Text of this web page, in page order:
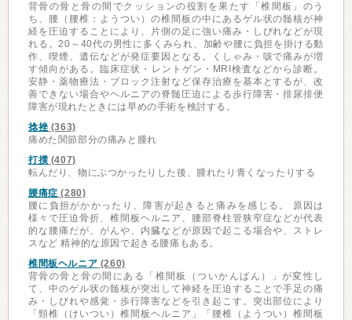
背骨の骨と骨の間でクッションの役割を果たす「椎間板」のう
ち、腰（腰椎：ようつい）の椎間板の中にあるゲル状の髄核が神
経を圧迫することにより、片側の足に強い痛み・しびれなどが現
れる。20～40代の男性に多くみられ、加齢や腰に負担を掛ける動
作、喫煙、遺伝などが発症要因となる。くしゃみ・咳で痛みが増
す傾向がある。臨床症状・レントゲン・MRI検査などから診断。
安静・薬物療法・ブロック注射など保存治療を基本とするが、改
善できない場合やヘルニアの脊髄圧迫による歩行障害・排尿排便
障害が現れたときには早めの手術を検討する。
捻挫 (363)
痛めた関節部分の痛みと腫れ
打撲 (407)
転んだり、物にぶつかったりした後、腫れたり青くなったりする
腰痛症 (280)
腰に負担がかかったり、障害が起きると痛みを感じる。 原因は
様々で圧迫骨折、椎間板ヘルニア、腰部脊柱管狭窄症などが代表
的な腰痛だが、がんや、内臓などが原因で起こる場合や、ストレ
スなど 精神的な原因で起きる腰痛もある。
椎間板ヘルニア (260)
背骨の骨と骨の間にある「椎間板（ついかんばん）」が変性し
て、中のゲル状の髄核が突出して神経を圧迫することで手足の痛
み・しびれや感覚・歩行障害などを引き起こす。突出部位により
「頸椎（けいつい）椎間板ヘルニア」「腰椎（ようつい）椎間板